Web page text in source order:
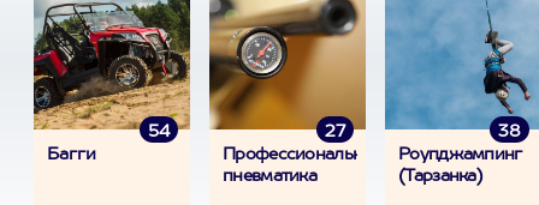
54
Багги
27
Профессиональная
пневматика
38
Роупджампинг
(Тарзанка)